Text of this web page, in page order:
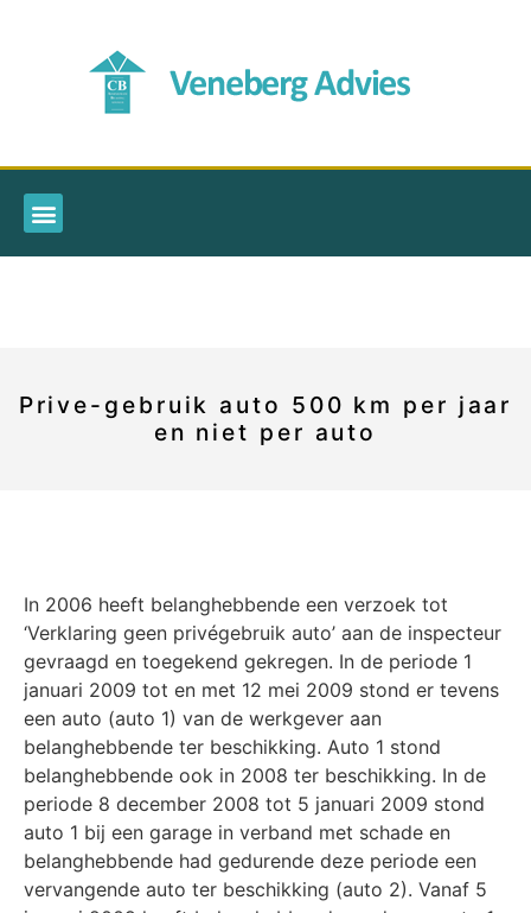
Prive-gebruik auto 500 km per jaar
en niet per auto
In 2006 heeft belanghebbende een verzoek tot
‘Verklaring geen privégebruik auto’ aan de inspecteur
gevraagd en toegekend gekregen. In de periode 1
januari 2009 tot en met 12 mei 2009 stond er tevens
een auto (auto 1) van de werkgever aan
belanghebbende ter beschik­king. Auto 1 stond
belanghebbende ook in 2008 ter beschikking. In de
periode 8 december 2008 tot 5 januari 2009 stond
auto 1 bij een garage in verband met schade en
belangheb­bende had gedurende deze periode een
vervangende auto ter beschikking (auto 2). Vanaf 5